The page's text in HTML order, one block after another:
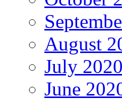
August
July 2020
June